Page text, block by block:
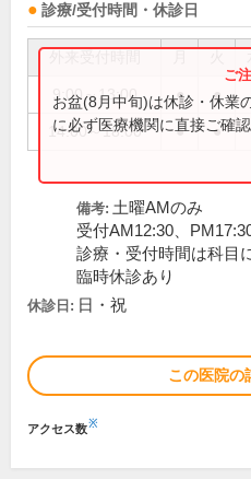
診療/受付時間・休診日
9:00～13:00 ● ●
14:00～18:00 ● ●
お盆(8月中旬)は休診・休業
に必ず医療機関に直接ご確認
備考: 土曜AMのみ
受付AM12:30、
診療・受付時間は科目
臨時休診あり
休診日: 日・祝
この医院の
アクセス数※